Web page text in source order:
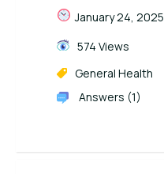
January 24, 2025
574 Views
General Health
Answers (1)